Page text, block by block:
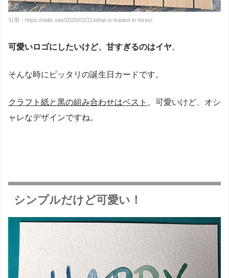
引用：https://oidis.site/2020/03/31/what-is-traded-in-forex/
可愛いロゴにしたいけど、甘すぎるのはイヤ。
そんな時にピッタリの誕生日カードです。
クラフト紙と黒の組み合わせはベスト 。可愛いけど、オシ
ャレなデザインですね。
シンプルだけど可愛い！